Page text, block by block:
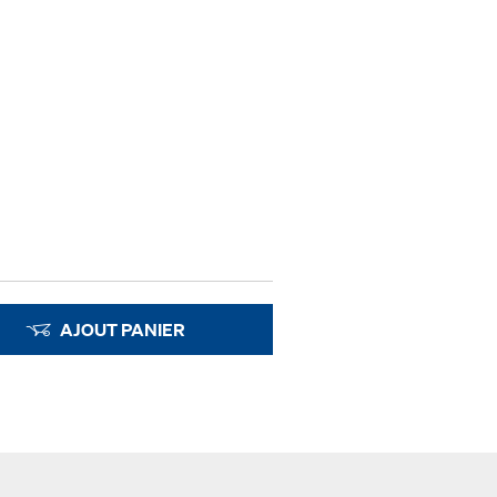
AJOUT PANIER